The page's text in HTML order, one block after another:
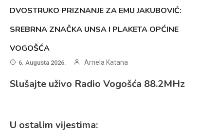
DVOSTRUKO PRIZNANJE ZA EMU JAKUBOVIĆ:
SREBRNA ZNAČKA UNSA I PLAKETA OPĆINE
VOGOŠĆA
6. Augusta 2026. Arnela Katana
Slušajte uživo Radio Vogošća 88.2MHz
U ostalim vijestima: